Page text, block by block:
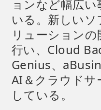
ョンなど幅広
いる。新しい
リューション
行い、Cloud
Genius、
AI＆クラウドサ
している。